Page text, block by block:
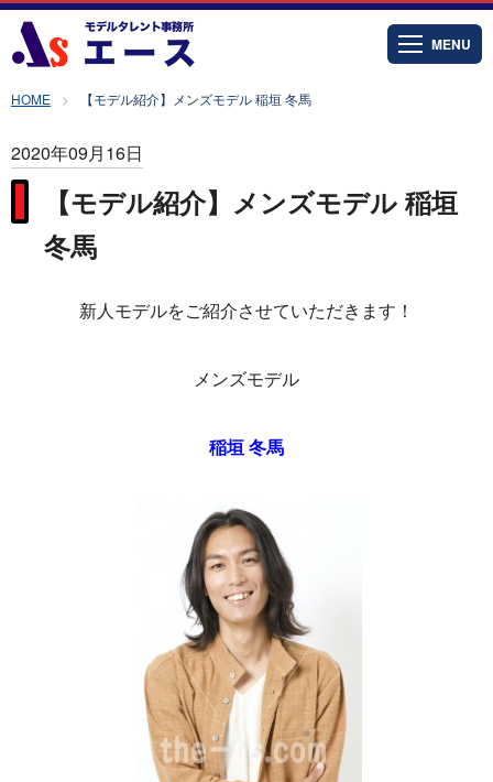
MENU
HOME 【モデル紹介】メンズモデル 稲垣 冬馬
2020年09月16日
【モデル紹介】メンズモデル 稲垣
冬馬
新人モデルをご紹介させていただきます！
メンズモデル
稲垣 冬馬